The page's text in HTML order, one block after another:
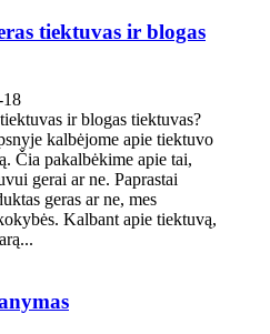
tiektuvas ir blogas
ir blogas tiektuvas?
kalbėjome apie tiektuvo
Čia pakalbėkime apie tai,
gerai ar ne. Paprastai
geras ar ne, mes
Kalbant apie tiektuvą,